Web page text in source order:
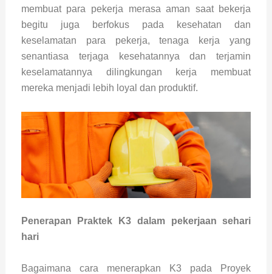
membuat para pekerja merasa aman saat bekerja
begitu juga berfokus pada kesehatan dan
keselamatan para pekerja, tenaga kerja yang
senantiasa terjaga kesehatannya dan terjamin
keselamatannya dilingkungan kerja membuat
mereka menjadi lebih loyal dan produktif.
Penerapan Praktek K3 dalam pekerjaan sehari
hari
Bagaimana cara menerapkan K3 pada Proyek